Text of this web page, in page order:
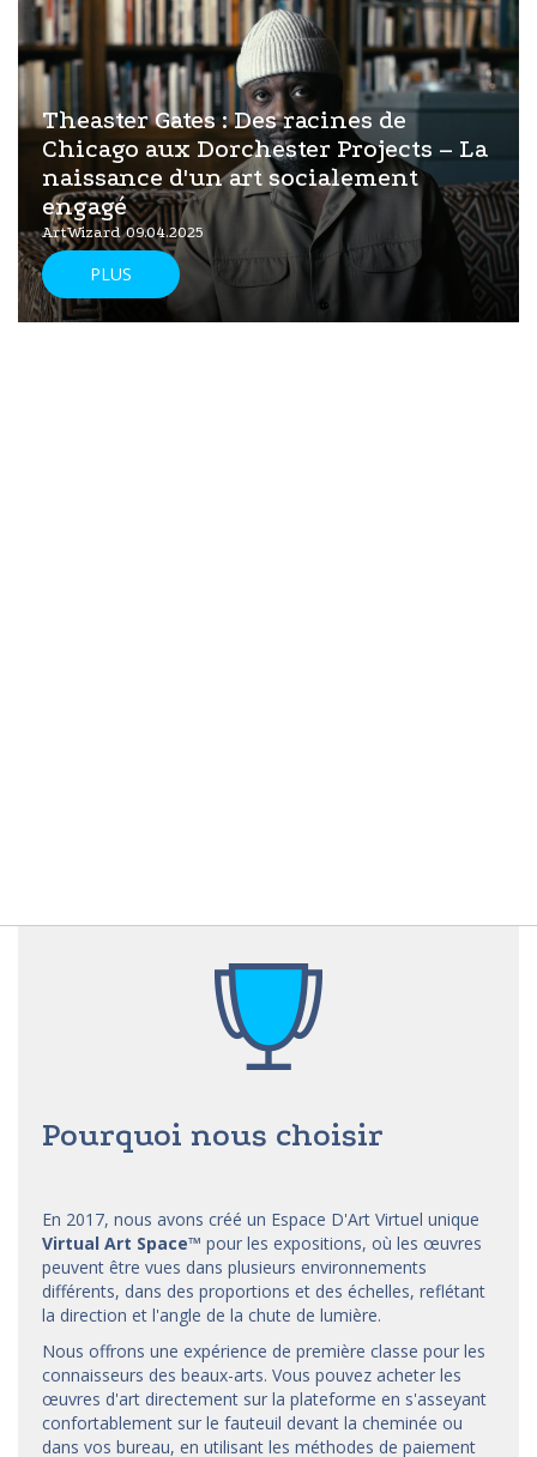
Theaster Gates : Des racines de
Chicago aux Dorchester Projects – La
naissance d'un art socialement
engagé
ArtWizard 09.04.2025
PLUS
Pourquoi nous choisir
En 2017, nous avons créé un Espace D'Art Virtuel unique
Virtual Art Space™ pour les expositions, où les œuvres
peuvent être vues dans plusieurs environnements
différents, dans des proportions et des échelles, reflétant
la direction et l'angle de la chute de lumière.
Nous offrons une expérience de première classe pour les
connaisseurs des beaux-arts. Vous pouvez acheter les
œuvres d'art directement sur la plateforme en s'asseyant
confortablement sur le fauteuil devant la cheminée ou
dans vos bureau, en utilisant les méthodes de paiement